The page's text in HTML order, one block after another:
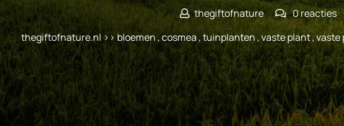
thegiftofnature
0 reacties
thegiftofnature.nl>>bloemen ,cosmea,tuinplanten,vaste plant,vaste